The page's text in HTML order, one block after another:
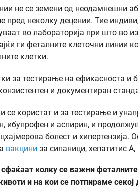
не се земени од неодамнешни
пред неколку децении. Тие
во лабораторија при што во
ги феталните клеточни линии
клетки.
за тестирање на ефикасноста и
и документиран
се користат и за тестирање и
ибупрофен и аспирин, и
болест и
вакцини за сипаници, хепатитис
колку се важни
и на кои се потпираме